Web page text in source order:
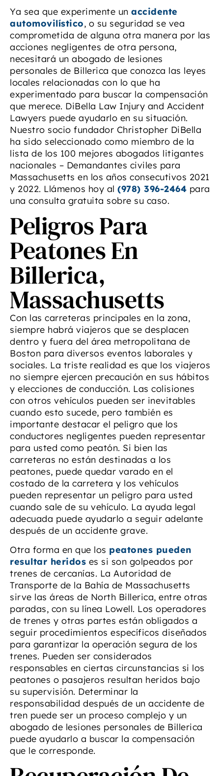
Ya sea que experimente un accidente
automovilístico, o su seguridad se vea
comprometida de alguna otra manera por las
acciones negligentes de otra persona,
necesitará un abogado de lesiones
personales de Billerica que conozca las leyes
locales relacionadas con lo que ha
experimentado para buscar la compensación
que merece. DiBella Law Injury and Accident
Lawyers puede ayudarlo en su situación.
Nuestro socio fundador Christopher DiBella
ha sido seleccionado como miembro de la
lista de los 100 mejores abogados litigantes
nacionales – Demandantes civiles para
Massachusetts en los años consecutivos 2021
y 2022. Llámenos hoy al (978) 396-2464 para
una consulta gratuita sobre su caso.
Peligros Para
Peatones En
Billerica,
Massachusetts
Con las carreteras principales en la zona,
siempre habrá viajeros que se desplacen
dentro y fuera del área metropolitana de
Boston para diversos eventos laborales y
sociales. La triste realidad es que los viajeros
no siempre ejercen precaución en sus hábitos
y elecciones de conducción. Las colisiones
con otros vehículos pueden ser inevitables
cuando esto sucede, pero también es
importante destacar el peligro que los
conductores negligentes pueden representar
para usted como peatón. Si bien las
carreteras no están destinadas a los
peatones, puede quedar varado en el
costado de la carretera y los vehículos
pueden representar un peligro para usted
cuando sale de su vehículo. La ayuda legal
adecuada puede ayudarlo a seguir adelante
después de un accidente grave.
Otra forma en que los peatones pueden
resultar heridos es si son golpeados por
trenes de cercanías. La Autoridad de
Transporte de la Bahía de Massachusetts
sirve las áreas de North Billerica, entre otras
paradas, con su línea Lowell. Los operadores
de trenes y otras partes están obligados a
seguir procedimientos específicos diseñados
para garantizar la operación segura de los
trenes. Pueden ser considerados
responsables en ciertas circunstancias si los
peatones o pasajeros resultan heridos bajo
su supervisión. Determinar la
responsabilidad después de un accidente de
tren puede ser un proceso complejo y un
abogado de lesiones personales de Billerica
puede ayudarlo a buscar la compensación
que le corresponde.